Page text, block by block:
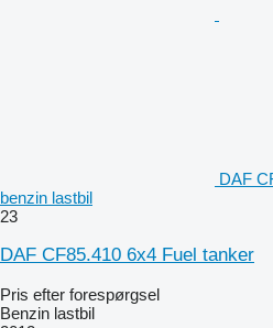
DAF
benzin lastbil
23
DAF CF85.410 6x4 Fuel tanker
Pris efter forespørgsel
Benzin lastbil